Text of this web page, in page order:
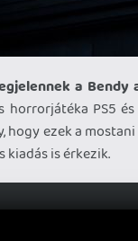
a
horrorjátéka PS5
hogy ezek a
kiadás is érkezik.